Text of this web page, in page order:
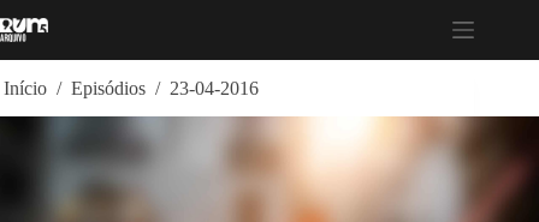
para
Início / Episódios / 23-04-2016